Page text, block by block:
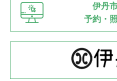
2022.06.12
県知事杯争奪バレーボール大会
2022.05.05
体育協会長杯 バドミントン
伊丹
予約・